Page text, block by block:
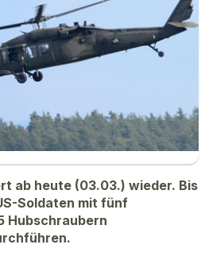
ab heute (03.03.) wieder. Bis
Soldaten mit fünf
Hubschraubern